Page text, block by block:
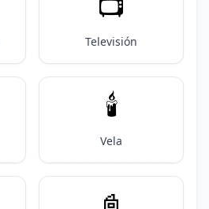
Televisión
🕯️
Vela